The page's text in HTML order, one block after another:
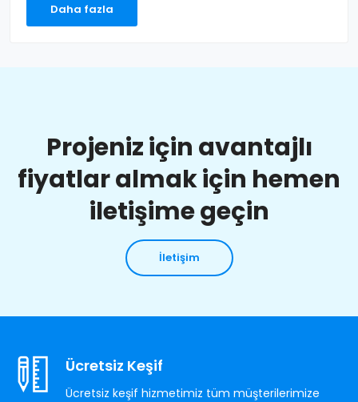
Daha fazla
Projeniz için avantajlı
fiyatlar almak için hemen
iletişime geçin
İletişim
Ücretsiz Keşif
Ücretsiz keşif hizmetimiz tüm müşterilerimize